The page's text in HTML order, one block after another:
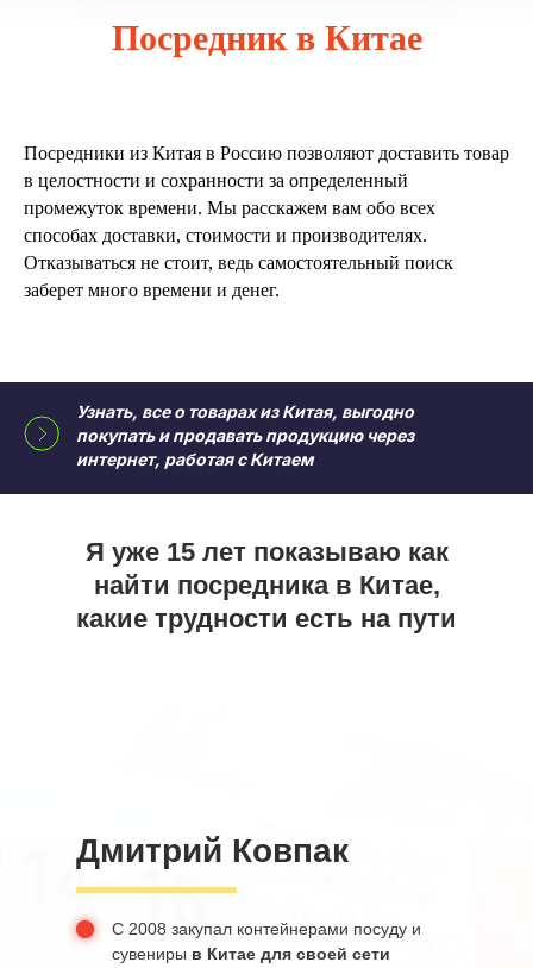
Посредник в Китае
Посредники из Китая в Россию позволяют доставить товар
в целостности и сохранности за определенный
промежуток времени. Мы расскажем вам обо всех
способах доставки, стоимости и производителях.
Отказываться не стоит, ведь самостоятельный поиск
заберет много времени и денег.
Узнать, все о товарах из Китая, выгодно
покупать и продавать продукцию через
интернет, работая с Китаем
Я уже 15 лет показываю как
найти посредника в Китае,
какие трудности есть на пути
Дмитрий Ковпак
С 2008 закупал контейнерами посуду и
сувениры в Китае для своей сети